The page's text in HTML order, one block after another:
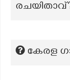
കേരള